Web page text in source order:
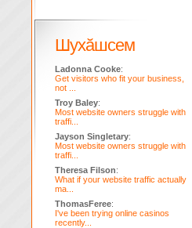
Шухăшсем
Ladonna Cooke:
Get visitors who fit your business,
not ...
Troy Baley:
Most website owners struggle with
traffi...
Jayson Singletary:
Most website owners struggle with
traffi...
Theresa Filson:
What if your website traffic actually
ma...
ThomasFeree:
I've been trying online casinos
recently...